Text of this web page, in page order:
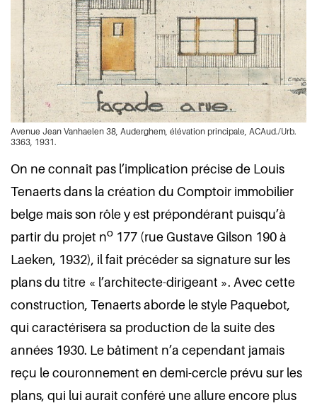
Avenue Jean Vanhaelen 38, Auderghem, élévation principale, ACAud./Urb.
3363, 1931.
On ne connaît pas l’implication précise de Louis
Tenaerts dans la création du Comptoir immobilier
belge mais son rôle y est prépondérant puisqu’à
partir du projet no 177 (rue Gustave Gilson 190 à
Laeken, 1932), il fait précéder sa signature sur les
plans du titre « l’architecte-dirigeant ». Avec cette
construction, Tenaerts aborde le style Paquebot,
qui caractérisera sa production de la suite des
années 1930. Le bâtiment n’a cependant jamais
reçu le couronnement en demi-cercle prévu sur les
plans, qui lui aurait conféré une allure encore plus